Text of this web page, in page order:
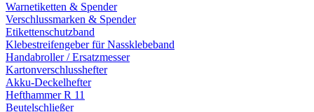
Warnetiketten & Spender
Verschlussmarken & Spender
Etikettenschutzband
Klebestreifengeber für Nassklebeband
Handabroller / Ersatzmesser
Kartonverschlusshefter
Akku-Deckelhefter
Hefthammer R 11
Beutelschließer